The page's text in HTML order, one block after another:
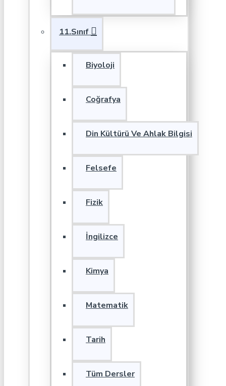
11.Sınıf
Biyoloji
Coğrafya
Din Kültürü Ve Ahlak Bilgisi
Felsefe
Fizik
İngilizce
Kimya
Matematik
Tarih
Tüm Dersler